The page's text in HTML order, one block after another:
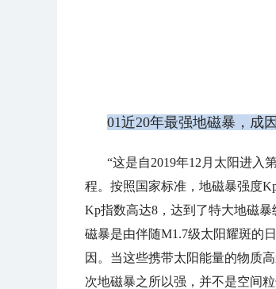
01近20年最强地磁暴，成
“这是自2019年12月太阳进入
程。按照国家标准，地磁暴强度
Kp指数高达8，达到了特大地磁
磁暴是由伴随M1.7级太阳耀斑的
因。当这些携带太阳能量的物质
次地磁暴之所以强，并不是空间